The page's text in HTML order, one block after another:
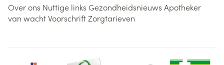
Over ons Nuttige links Gezondheidsnieuws Apotheker
van wachtVoorschriftZorgtarieven